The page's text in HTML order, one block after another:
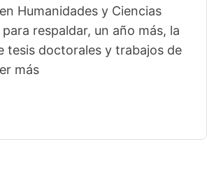
Humanidades y Ciencias
respaldar, un año más, la
tesis doctorales y trabajos de
más